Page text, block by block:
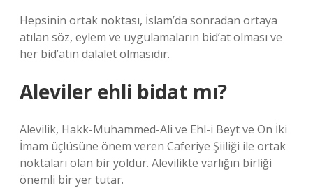
Hepsinin ortak noktası, İslam’da sonradan ortaya
atılan söz, eylem ve uygulamaların bid’at olması ve
her bid’atın dalalet olmasıdır.
Aleviler ehli bidat mı?
Alevilik, Hakk-Muhammed-Ali ve Ehl-i Beyt ve On İki
İmam üçlüsüne önem veren Caferiye Şiiliği ile ortak
noktaları olan bir yoldur. Alevilikte varlığın birliği
önemli bir yer tutar.